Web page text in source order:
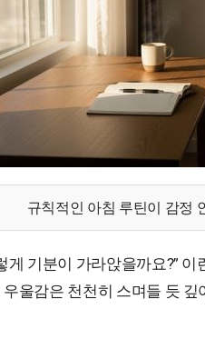
규칙적인 아침 루틴이 감정
게 기분이 가라앉을까요?”
울감은 천천히 스며들 듯